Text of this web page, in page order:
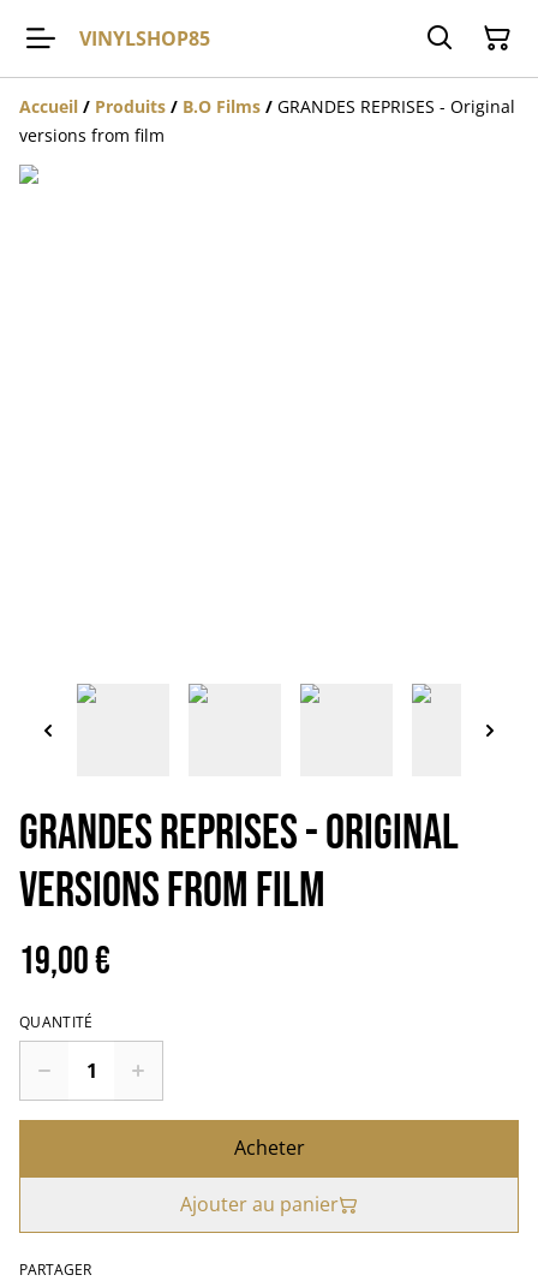
VINYLSHOP85
Accueil / Produits / B.O Films / GRANDES REPRISES - Original
versions from film
GRANDES REPRISES - Original
versions from film
19,00 €
QUANTITÉ
Acheter
Ajouter au panier
PARTAGER